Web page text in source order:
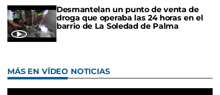
Desmantelan un punto de venta de
droga que operaba las 24 horas en el
barrio de La Soledad de Palma
MÁS EN VÍDEO NOTICIAS